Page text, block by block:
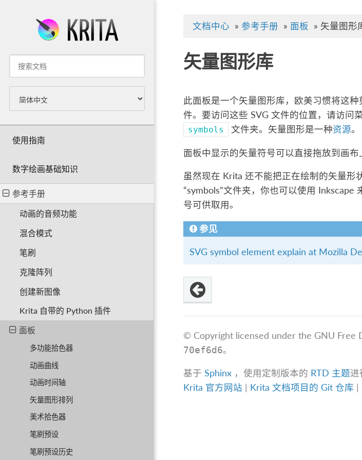
使用指南
数字绘画基础知识
参考手册
动画的音频功能
混合模式
笔刷
克隆阵列
创建新图像
Krita 自带的 Python 插件
面板
多功能拾色器
动画曲线
动画时间轴
矢量图形排列
美术拾色器
笔刷预设
笔刷预设历史
文档中心 » 参考手册 » 面板 » 矢量图形
矢量图形库
此面板是一个矢量图形库，欧美习惯将这
件。要访问这些 SVG 文件的位置，请访问
symbols 文件夹。矢量图形是一种资源。
面板中显示的矢量符号可以直接拖放到画
虽然现在 Krita 还不能把正在绘制的矢量形
“symbols”文件夹，你也可以使用
号可供取用。
参见
SVG symbol element explain at Mozilla
© Copyright licensed under the GNU Free
70ef6d6。
基于 Sphinx，使用定制版本的 RTD 主题进
Krita 官方网站 | Krita 文档项目的 Git 仓库 |